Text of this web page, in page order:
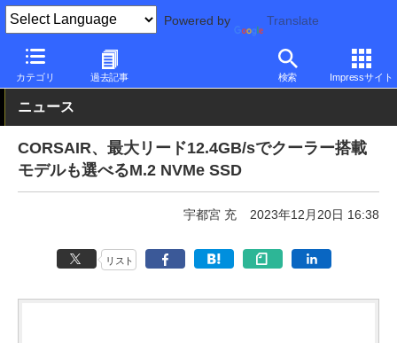
Powered by Translate
カテゴリ 過去記事 検索 Impressサイト
PC Watch 半導体/周辺機器
ニュース
CORSAIR、最大リード12.4GB/sでクーラー搭載
モデルも選べるM.2 NVMe SSD
宇都宮 充 2023年12月20日 16:38
リスト